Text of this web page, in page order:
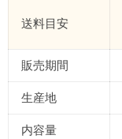
送料目安
販売期間
生産地
内容量